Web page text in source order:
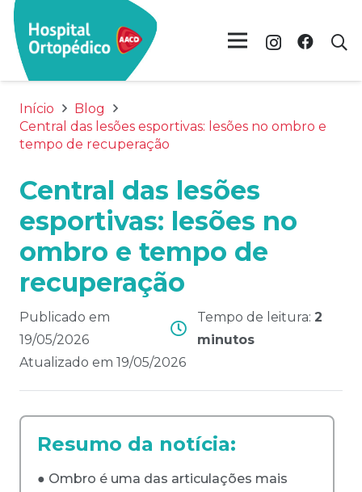
Início
Blog
Central das lesões esportivas: lesões no ombro e
tempo de recuperação
Central das lesões
esportivas: lesões no
ombro e tempo de
recuperação
Publicado em
19/05/2026
Tempo de leitura: 2
minutos
Atualizado em 19/05/2026
Resumo da notícia:
● Ombro é uma das articulações mais